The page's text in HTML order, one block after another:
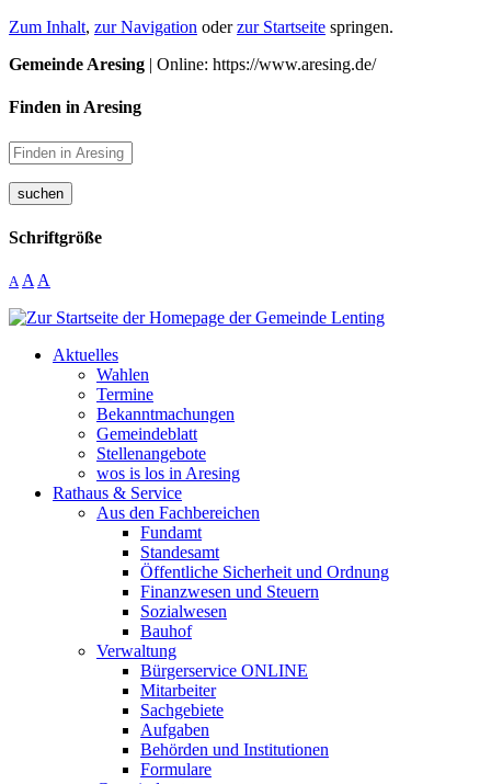
Zum Inhalt, zur Navigation oderzur Startseite springen.
Gemeinde Aresing | Online: https://www.aresing.de/
Finden in Aresing
suchen
Schriftgröße
A A A
Aktuelles
Wahlen
Termine
Bekanntmachungen
Gemeindeblatt
Stellenangebote
wos is los in Aresing
Rathaus & Service
Aus den Fachbereichen
Fundamt
Standesamt
Öffentliche Sicherheit und Ordnung
Finanzwesen und Steuern
Sozialwesen
Bauhof
Verwaltung
Bürgerservice ONLINE
Mitarbeiter
Sachgebiete
Aufgaben
Behörden und Institutionen
Formulare